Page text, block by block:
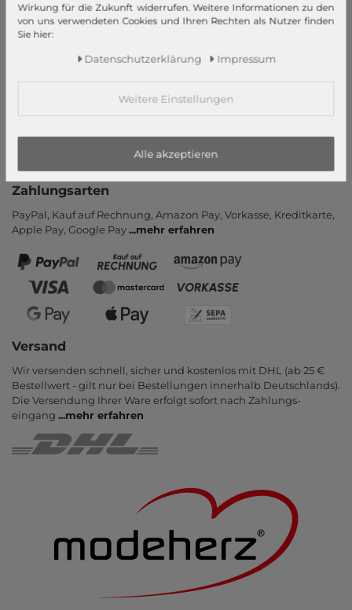
Informationen
Kontakt
Zahlungsarten
PayPal, Kauf auf Rechnung, Amazon Pay, Vor­kasse, Kredit­karte,
Apple Pay, Google Pay...mehr erfahren
Versand
Wir versenden schnell, sicher und kostenlos mit DHL (ab 25 €
Bestell­wert - gilt nur bei Bestel­lungen inner­halb Deutsch­lands).
Die Ver­sendung Ihrer Ware er­folgt sofort nach Zahlungs­
eingang ...mehr erfahren
Wirkung für die Zukunft widerrufen. Weitere Informationen zu den
von uns verwendeten Cookies und Ihren Rechten als Nutzer finden
Sie hier:
Daten­schutz­erklärung Impressum
Weitere Einstellungen
Alle akzeptieren